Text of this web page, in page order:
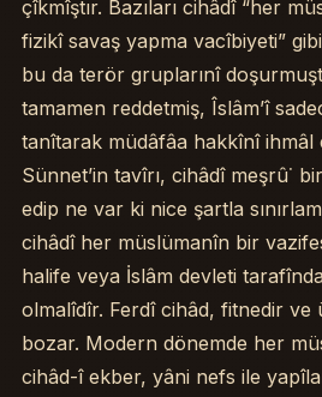
çîkmîştır. Bazıları cihâdî “her
fizikî savaş yapma vacîbiyeti”
bu da terör gruplarınî
tamamen reddetmiş, Îslâm’î
tanîtarak müdâfâa hakkînî ihmâl
Sünnet’in tavîrı, cihâdî meşrû˙
edip ne var ki nice şartla
cihâdî her müslümanîn bir
halife veya İslâm devleti
olmalîdîr. Ferdî cihâd, fitnedir ve
bozar. Modern dönemde her
cihâd-î ekber, yâni nefs ile